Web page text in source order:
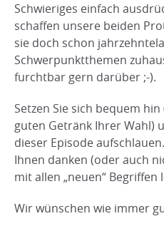
Schwieriges einfach
schaffen unsere beiden
sie doch schon
Schwerpunktthemen
furchtbar gern darüber ;-).
Setzen Sie sich bequem
guten Getränk Ihrer Wahl)
dieser Episode
Ihnen danken (oder auch
mit allen „neuen“
Wir wünschen wie immer